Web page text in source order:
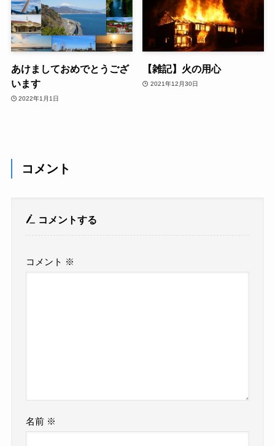
あけましておめでとうござ
います
2022年1月1日
【雑記】火の用心
2021年12月30日
コメント
コメントする
コメント ※
名前 ※